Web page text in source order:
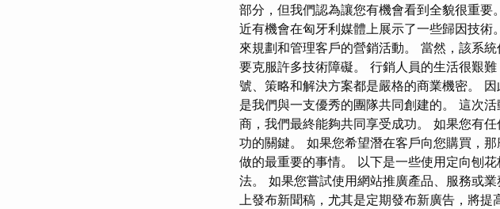
部分，但我們認為讓您有機會看到全貌很重
近有機會在匈牙利媒體上展示了一些歸因技
來規劃和管理客戶的營銷活動。 當然，該系
要克服許多技術障礙。 行銷人員的生活很艱
號、策略和解決方案都是嚴格的商業機密。
是我們與一支優秀的團隊共同創建的。 這次
商，我們最終能夠共同享受成功。 如果您有
功的關鍵。 如果您希望潛在客戶向您購買，
做的最重要的事情。 以下是一些使用定向刨
法。 如果您嘗試使用網站推廣產品、服務或
上發布新聞稿，尤其是定期發布新廣告，將